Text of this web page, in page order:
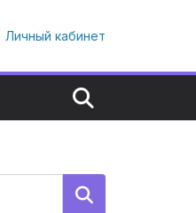
Личный кабинет
Поиск